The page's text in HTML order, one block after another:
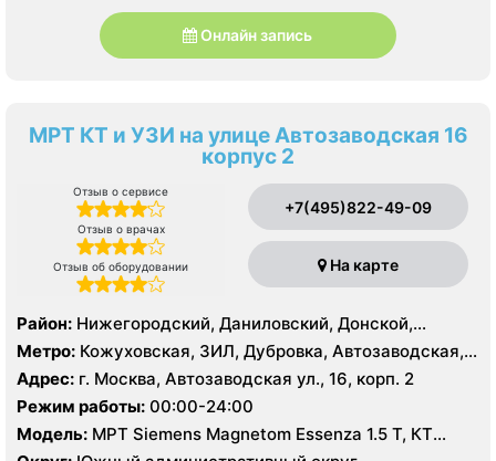
Онлайн запись
МРТ КТ и УЗИ на улице Автозаводская 16
корпус 2
Отзыв о сервисе
Отзыв о врачах
Отзыв об оборудовании
+7(495)822-49-09
На карте
Район: Нижегородский, Даниловский, Донской,
Москворечье-Сабурово, Нагатино-Садовники,
Нагатинский Затон, Нагорный
Метро: Кожуховская, ЗИЛ, Дубровка, Автозаводская,
Крестьянская застава, Новохохловская, Технопарк,
Тульская, Угрешская
Адрес: г. Москва, Автозаводская ул., 16, корп. 2
Режим работы: 00:00-24:00
Модель: МРТ Siemens Magnetom Essenza 1.5 Т, КТ
SIEMENS Healthineers 32 среза, УЗИ